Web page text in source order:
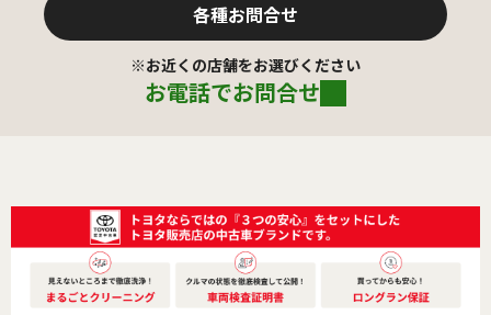
各種お問合せ
※お近くの店舗をお選びください
お電話でお問合せ